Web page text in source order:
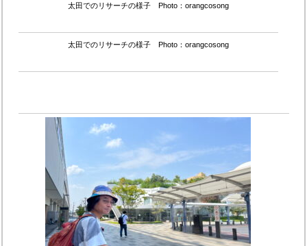
太田でのリサーチの様子 Photo：orangcosong
太田でのリサーチの様子 Photo：orangcosong